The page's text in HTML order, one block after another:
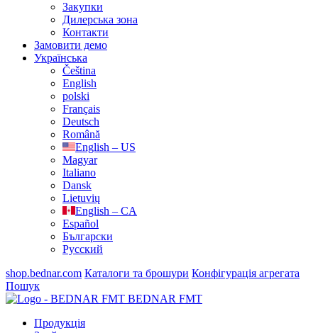
Закупки
Дилерська зона
Контакти
Замовити демо
Українська
Čeština
English
polski
Français
Deutsch
Română
English – US
Magyar
Italiano
Dansk
Lietuvių
English – CA
Español
Български
Русский
shop.bednar.com Каталоги та брошури Конфігурація агрегата
Пошук
BEDNAR FMT
Продукція